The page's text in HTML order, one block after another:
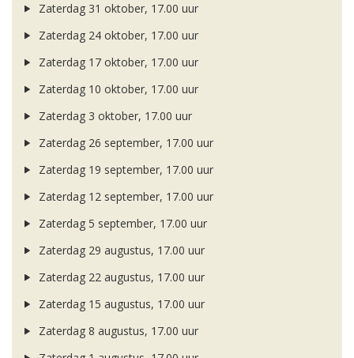
Zaterdag 31 oktober, 17.00 uur
Zaterdag 24 oktober, 17.00 uur
Zaterdag 17 oktober, 17.00 uur
Zaterdag 10 oktober, 17.00 uur
Zaterdag 3 oktober, 17.00 uur
Zaterdag 26 september, 17.00 uur
Zaterdag 19 september, 17.00 uur
Zaterdag 12 september, 17.00 uur
Zaterdag 5 september, 17.00 uur
Zaterdag 29 augustus, 17.00 uur
Zaterdag 22 augustus, 17.00 uur
Zaterdag 15 augustus, 17.00 uur
Zaterdag 8 augustus, 17.00 uur